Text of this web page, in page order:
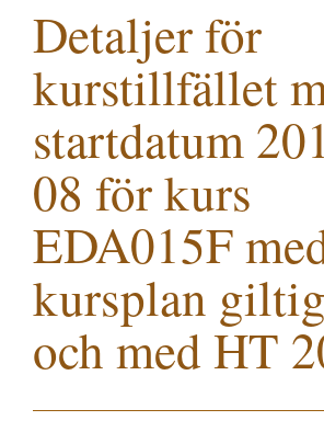
Detaljer för
kurstillfället
startdatum
08 för kurs
EDA015F
kursplan
och med HT